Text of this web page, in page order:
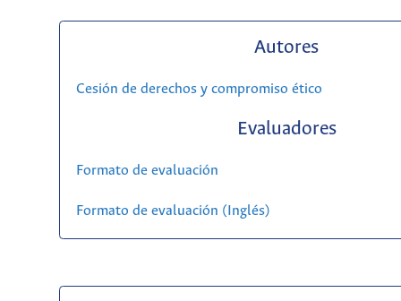
Autores
Cesión de derechos y compromiso ético
Evaluadores
Formato de evaluación
Formato de evaluación (Inglés)